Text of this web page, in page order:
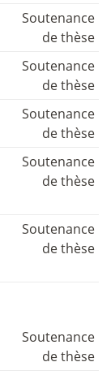
Soutenance
de thèse
Soutenance
de thèse
Soutenance
de thèse
Soutenance
de thèse
Soutenance
de thèse
Soutenance
de thèse